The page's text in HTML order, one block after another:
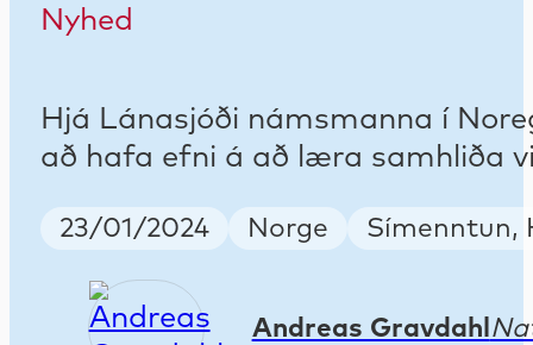
Nyhed
Hjá Lánasjóði námsmanna í
að hafa efni á að læra samhliða
Publish Date
23/01/2024 Country
Norge Keywords
Símenntun,
Andreas Gravdahl